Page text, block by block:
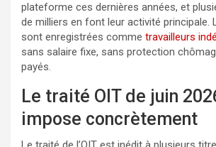
plateforme ces dernières années, et
de milliers en font leur activité principale.
sont enregistrées comme travailleurs
sans salaire fixe, sans protection
payés.
Le traité OIT de juin
impose concrètement